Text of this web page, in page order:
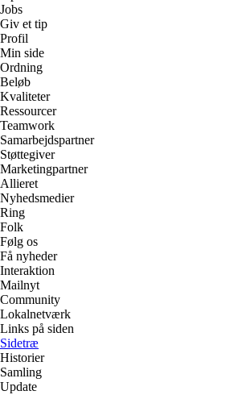
Jobs
Giv et tip
Profil
Min side
Ordning
Beløb
Kvaliteter
Ressourcer
Teamwork
Samarbejdspartner
Støttegiver
Marketingpartner
Allieret
Nyhedsmedier
Ring
Folk
Følg os
Få nyheder
Interaktion
Mailnyt
Community
Lokalnetværk
Links på siden
Sidetræ
Historier
Samling
Update